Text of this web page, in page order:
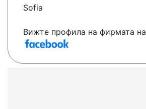
Sofia
Вижте профила на фирмата на